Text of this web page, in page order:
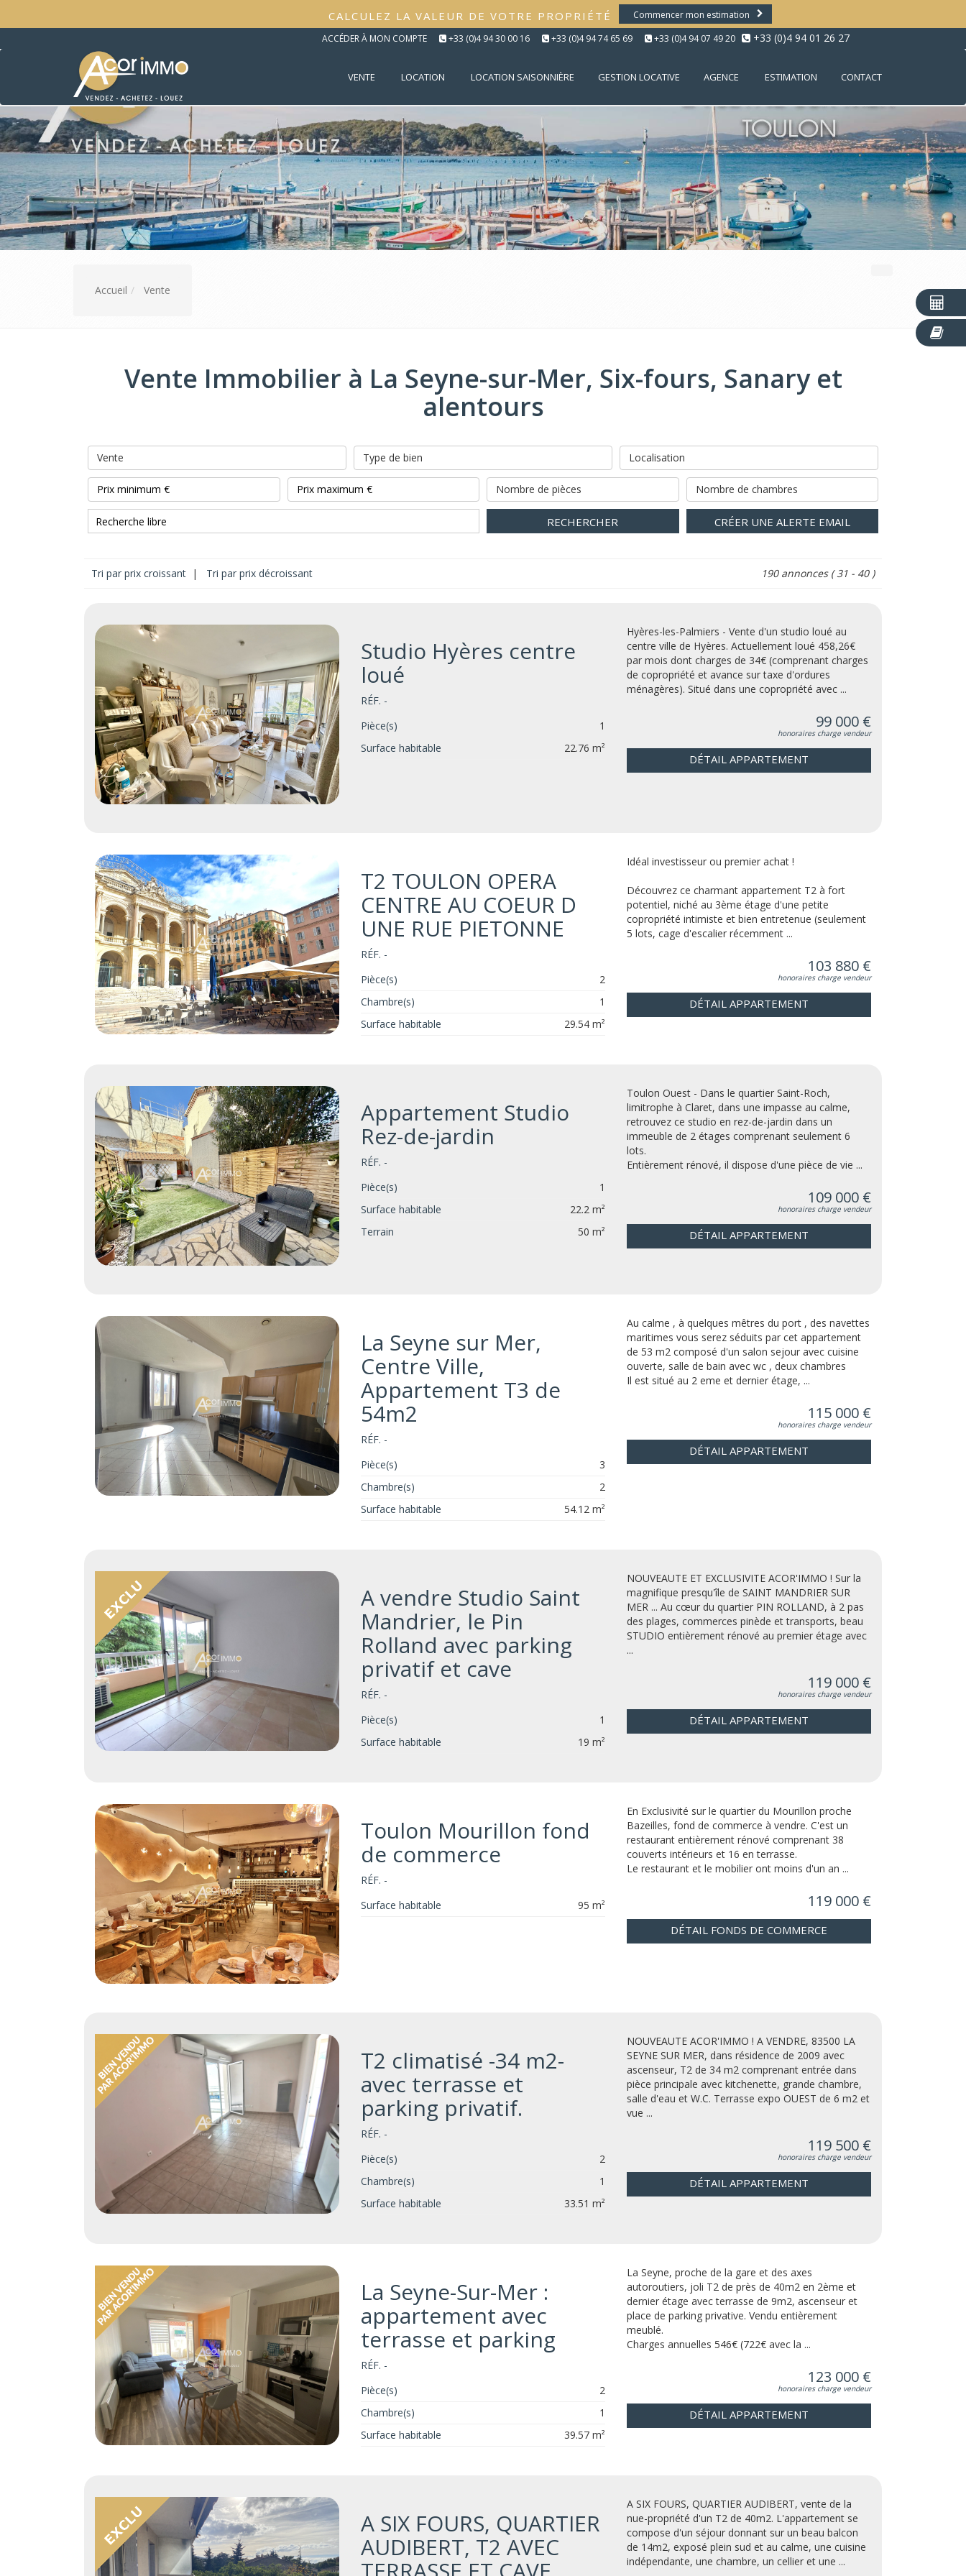
CALCULEZ LA VALEUR DE VOTRE PROPRIÉTÉ
Commencer mon estimation
ACCÉDER À MON COMPTE
+33 (0)4 94 30 00 16 +33 (0)4 94 74 65 69 +33 (0)4 94 07 49 20 +33 (0)4 94 01 26 27
VENTE LOCATION LOCATION SAISONNIÈRE GESTION LOCATIVE AGENCE ESTIMATION CONTACT
Accueil Vente
Vente Immobilier à La Seyne-sur-Mer, Six-fours, Sanary et
alentours
Vente Type de bien Localisation
Nombre de pièces Nombre de chambres
RECHERCHER CRÉER UNE ALERTE EMAIL
Tri par prix croissant | Tri par prix décroissant 190 annonces ( 31 - 40 )
Studio Hyères centre
loué
RÉF. -
Pièce(s)
1
Surface habitable
22.76 m²
Hyères-les-Palmiers - Vente d'un studio loué au
centre ville de Hyères. Actuellement loué 458,26€
par mois dont charges de 34€ (comprenant charges
de copropriété et avance sur taxe d'ordures
ménagères). Situé dans une copropriété avec ...
99 000 €
honoraires charge vendeur
DÉTAIL APPARTEMENT
T2 TOULON OPERA
CENTRE AU COEUR D
UNE RUE PIETONNE
RÉF. -
Pièce(s)
2
Chambre(s)
1
Surface habitable
29.54 m²
Idéal investisseur ou premier achat !
Découvrez ce charmant appartement T2 à fort
potentiel, niché au 3ème étage d'une petite
copropriété intimiste et bien entretenue (seulement
5 lots, cage d'escalier récemment ...
103 880 €
honoraires charge vendeur
DÉTAIL APPARTEMENT
Appartement Studio
Rez-de-jardin
RÉF. -
Pièce(s)
1
Surface habitable
22.2 m²
Terrain
50 m²
Toulon Ouest - Dans le quartier Saint-Roch,
limitrophe à Claret, dans une impasse au calme,
retrouvez ce studio en rez-de-jardin dans un
immeuble de 2 étages comprenant seulement 6
lots.
Entièrement rénové, il dispose d'une pièce de vie ...
109 000 €
honoraires charge vendeur
DÉTAIL APPARTEMENT
La Seyne sur Mer,
Centre Ville,
Appartement T3 de
54m2
RÉF. -
Pièce(s)
3
Chambre(s)
2
Surface habitable
54.12 m²
Au calme , à quelques mêtres du port , des navettes
maritimes vous serez séduits par cet appartement
de 53 m2 composé d'un salon sejour avec cuisine
ouverte, salle de bain avec wc , deux chambres
Il est situé au 2 eme et dernier étage, ...
115 000 €
honoraires charge vendeur
DÉTAIL APPARTEMENT
A vendre Studio Saint
Mandrier, le Pin
Rolland avec parking
privatif et cave
RÉF. -
Pièce(s)
1
Surface habitable
19 m²
NOUVEAUTE ET EXCLUSIVITE ACOR'IMMO ! Sur la
magnifique presqu'île de SAINT MANDRIER SUR
MER ... Au cœur du quartier PIN ROLLAND, à 2 pas
des plages, commerces pinède et transports, beau
STUDIO entièrement rénové au premier étage avec
...
119 000 €
honoraires charge vendeur
DÉTAIL APPARTEMENT
Toulon Mourillon fond
de commerce
RÉF. -
Surface habitable
95 m²
En Exclusivité sur le quartier du Mourillon proche
Bazeilles, fond de commerce à vendre. C'est un
restaurant entièrement rénové comprenant 38
couverts intérieurs et 16 en terrasse.
Le restaurant et le mobilier ont moins d'un an ...
119 000 €
DÉTAIL FONDS DE COMMERCE
T2 climatisé -34 m2-
avec terrasse et
parking privatif.
RÉF. -
Pièce(s)
2
Chambre(s)
1
Surface habitable
33.51 m²
NOUVEAUTE ACOR'IMMO ! A VENDRE, 83500 LA
SEYNE SUR MER, dans résidence de 2009 avec
ascenseur, T2 de 34 m2 comprenant entrée dans
pièce principale avec kitchenette, grande chambre,
salle d'eau et W.C. Terrasse expo OUEST de 6 m2 et
vue ...
119 500 €
honoraires charge vendeur
DÉTAIL APPARTEMENT
La Seyne-Sur-Mer :
appartement avec
terrasse et parking
RÉF. -
Pièce(s)
2
Chambre(s)
1
Surface habitable
39.57 m²
La Seyne, proche de la gare et des axes
autoroutiers, joli T2 de près de 40m2 en 2ème et
dernier étage avec terrasse de 9m2, ascenseur et
place de parking privative. Vendu entièrement
meublé.
Charges annuelles 546€ (722€ avec la ...
123 000 €
honoraires charge vendeur
DÉTAIL APPARTEMENT
A SIX FOURS, QUARTIER
AUDIBERT, T2 AVEC
A SIX FOURS, QUARTIER AUDIBERT, vente de la
nue-propriété d'un T2 de 40m2. L'appartement se
compose d'un séjour donnant sur un beau balcon
de 14m2, exposé plein sud et au calme, une cuisine
indépendante, une chambre, un cellier et une ...